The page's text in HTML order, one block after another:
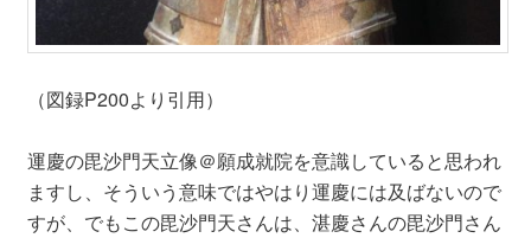
（図録P200より引用）
運慶の毘沙門天立像＠願成就院を意識していると思われ
ますし、そういう意味ではやはり運慶には及ばないので
すが、でもこの毘沙門天さんは、湛慶さんの毘沙門さん